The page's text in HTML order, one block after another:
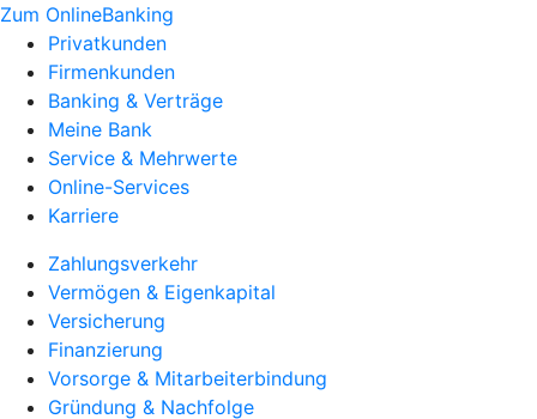
Zum OnlineBanking
Privatkunden
Firmenkunden
Banking & Verträge
Meine Bank
Service & Mehrwerte
Online-Services
Karriere
Zahlungsverkehr
Vermögen & Eigenkapital
Versicherung
Finanzierung
Vorsorge & Mitarbeiterbindung
Gründung & Nachfolge